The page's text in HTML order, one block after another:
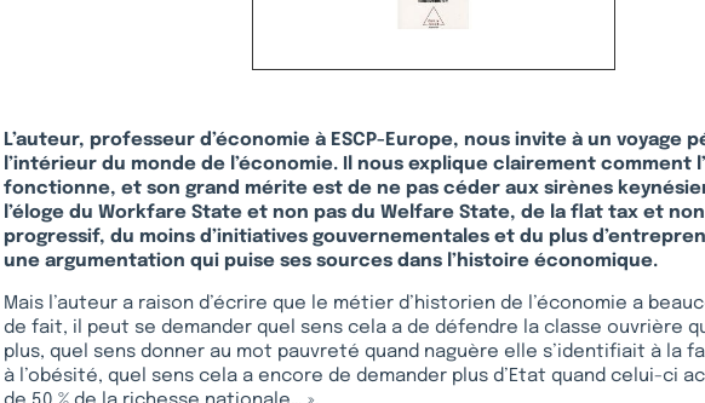
L’auteur, professeur d’économie à ESCP-Europe, nous invite à un voyage
l’intérieur du monde de l’économie. Il nous explique clairement comment
fonctionne, et son grand mérite est de ne pas céder aux sirènes
l’éloge du Workfare State et non pas du Welfare State, de la flat tax et
progressif, du moins d’initiatives gouvernementales et du plus
une argumentation qui puise ses sources dans l’histoire économique.
Mais l’auteur a raison d’écrire que le métier d’historien de l’économie a
de fait, il peut se demander quel sens cela a de défendre la classe ouvrière
plus, quel sens donner au mot pauvreté quand naguère elle s’identifiait à la
à l’obésité, quel sens cela a encore de demander plus d’Etat quand celui-ci